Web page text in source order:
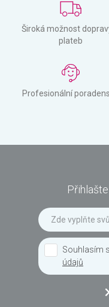
Široká možnost
plateb
Profesionální
Souhlasím
údajů